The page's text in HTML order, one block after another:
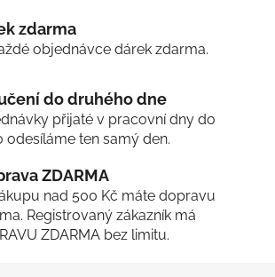
á
d
c
í
p
r
v
k
y
v
ý
zdarma
objednávce dárek zdarma.
do druhého dne
přijaté v pracovní dny do
odesíláme ten samý den.
ZDARMA
nad 500 Kč máte dopravu
Registrovaný zákazník má
ZDARMA bez limitu.